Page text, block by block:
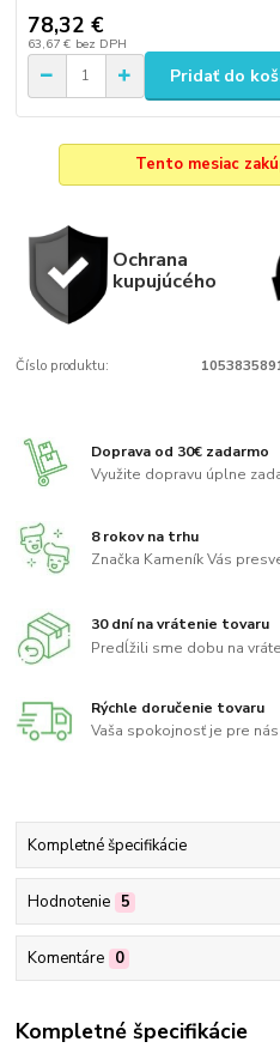
78,32 €
63,67 € bez DPH
Pridať do
Tento mesiac
Ochrana
kupujúcého
Číslo produktu:
Doprava od 30€ zadarmo
Využite dopravu úplne
8 rokov na trhu
Značka Kameník Vás
30 dní na vrátenie tovaru
Predĺžili sme dobu na
Rýchle doručenie tovaru
Vaša spokojnosť je pre
Kompletné špecifikácie
Hodnotenie 5
Komentáre 0
Kompletné špecifikácie